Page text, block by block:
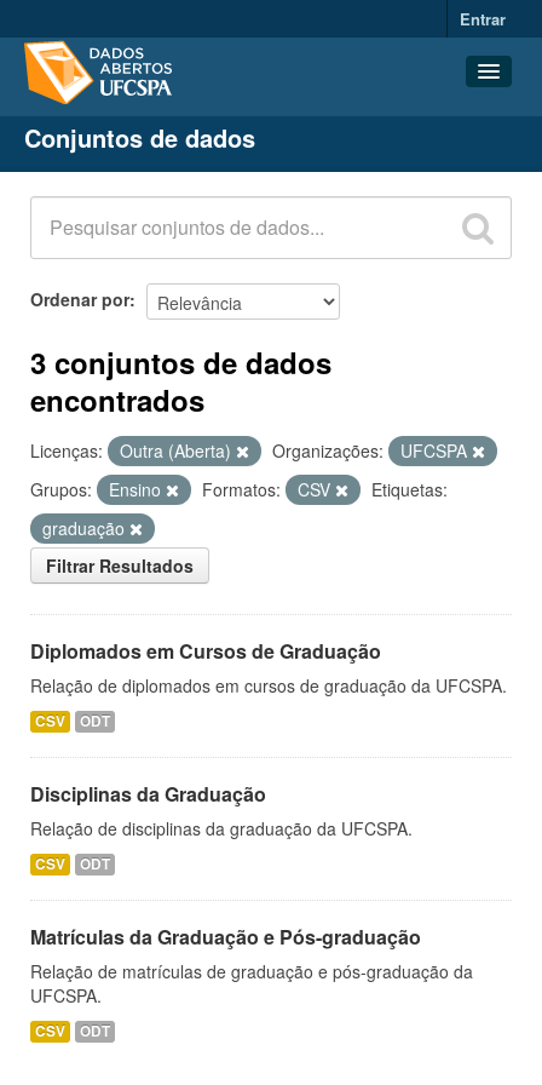
Entrar
Conjuntos de dados
Organizações
Grupos
Sobre
Conjuntos de dados
Ordenar por
3 conjuntos de dados
encontrados
Licenças: Outra (Aberta) Organizações:
UFCSPA
Grupos:
Ensino Formatos: CSV
Etiquetas:
graduação
Filtrar Resultados
Diplomados em Cursos de Graduação
Relação de diplomados em cursos de graduação da UFCSPA.
CSV ODT
Disciplinas da Graduação
Relação de disciplinas da graduação da UFCSPA.
CSV ODT
Matrículas da Graduação e Pós-graduação
Relação de matrículas de graduação e pós-graduação da
UFCSPA.
CSV ODT